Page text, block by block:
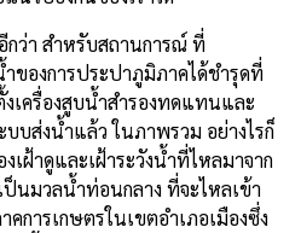
ว่า สำหรับสถานการณ์ ที่
ของการประปาภูมิภาคได้ชำรุดที่
เครื่องสูบน้ำสำรองทดแทนและ
บส่งน้ำแล้ว ในภาพรวม อย่างไรก็
ฝ้าดูและเฝ้าระวังน้ำที่ไหลมาจาก
นมวลน้ำท่อนกลาง ที่จะไหลเข้า
การเกษตรในเขตอำเภอเมืองซึ่ง